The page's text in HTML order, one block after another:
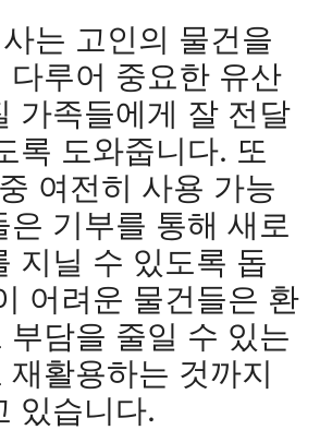
는 고인의 물건을
다루어 중요한 유산
가족들에게 잘 전달
록 도와줍니다. 또
여전히 사용 가능
은 기부를 통해 새로
지닐 수 있도록 돕
어려운 물건들은 환
부담을 줄일 수 있는
재활용하는 것까지
있습니다.